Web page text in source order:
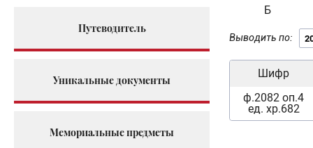
Путеводитель
Уникальные документы
Мемориальные предметы
Б
Выводить по:
Шифр
ф.2082 оп.4
ед. хр.682